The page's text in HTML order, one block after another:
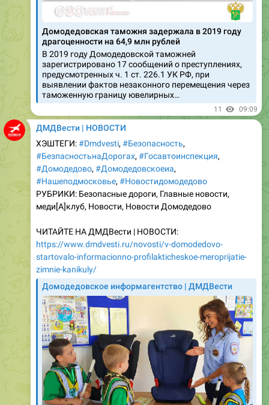
Домодедовская таможня задержала в 2019 году
драгоценности на 64,9 млн рублей
В 2019 году Домодедовской таможней
зарегистрировано 17 сообщений о преступлениях,
предусмотренных ч. 1 ст. 226.1 УК РФ, при
выявлении фактов незаконного перемещения через
таможенную границу ювелирных…
11 09:09
ДМДВести | НОВОСТИ
ХЭШТЕГИ:#Dmdvesti,#Безопасность,
#БезпасностьнаДорогах
#Домодедово,#Домодедовскоеиа,
#Нашеподмосковье,#Новостидомодедово
РУБРИКИ: Безопасные дороги, Главные новости,
меди[A]клуб, Новости, Новости Домодедово
ЧИТАЙТЕ НА ДМДВести | НОВОСТИ:
startovalo-informacionno-profilakticheskoe-meroprijatie-
zimnie-kanikuly/
Домодедовское информагентство | ДМДВести